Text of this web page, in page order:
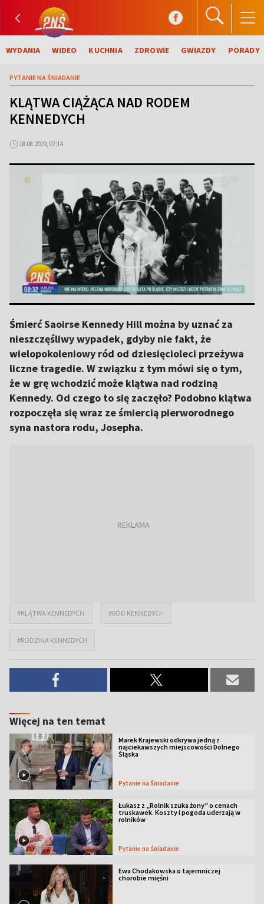
WYDANIA WIDEO KUCHNIA ZDROWIE GWIAZDY PORADY
PYTANIE NA ŚNIADANIE
KLĄTWA CIĄŻĄCA NAD RODEM
KENNEDYCH
18.08.2019, 07:14
Śmierć Saoirse Kennedy Hill można by uznać za
nieszczęśliwy wypadek, gdyby nie fakt, że
wielopokoleniowy ród od dziesięcioleci przeżywa
liczne tragedie. W związku z tym mówi się o tym,
że w grę wchodzić może klątwa nad rodziną
Kennedy. Od czego to się zaczęło? Podobno klątwa
rozpoczęła się wraz ze śmiercią pierworodnego
syna nastora rodu, Josepha.
#KLĄTWA KENNEDYCH #RÓD KENNEDYCH
#RODZINA KENNEDYCH
Więcej na ten temat
Marek Krajewski odkrywa jedną z
najciekawszych miejscowości Dolnego
Śląska
Pytanie na Śniadanie
Łukasz z „Rolnik szuka żony” o cenach
truskawek. Koszty i pogoda uderzają w
rolników
Pytanie na Śniadanie
Ewa Chodakowska o tajemniczej
chorobie mięśni